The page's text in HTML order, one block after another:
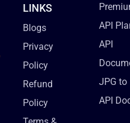
LINKS
Blogs
Privacy
Policy
Refund
Policy
API
API
JPG to
API